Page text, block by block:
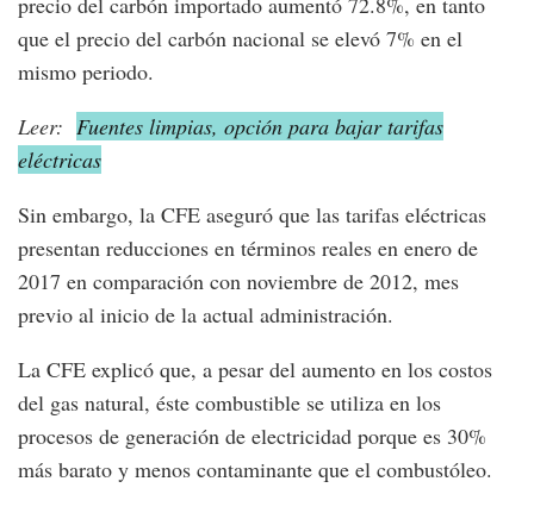
que el precio del carbón nacional se elevó 7% en el
mismo periodo.
Leer: Fuentes limpias, opción para bajar tarifas
eléctricas
Sin embargo, la CFE aseguró que las tarifas eléctricas
presentan reducciones en términos reales en enero de
2017 en comparación con noviembre de 2012, mes
previo al inicio de la actual administración.
La CFE explicó que, a pesar del aumento en los costos
del gas natural, éste combustible se utiliza en los
procesos de generación de electricidad porque es 30%
más barato y menos contaminante que el combustóleo.